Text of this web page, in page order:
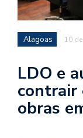
Alagoas 10
LDO e
contrair
obras